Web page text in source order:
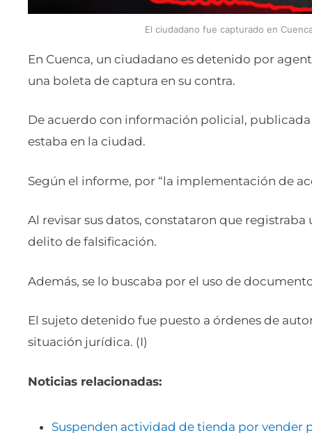
El ciudadano fue capturado en
En Cuenca, un ciudadano es detenido por
una boleta de captura en su contra.
De acuerdo con información policial,
estaba en la ciudad.
Según el informe, por “la implementación de
Al revisar sus datos, constataron que
delito de falsificación.
Además, se lo buscaba por el uso de
El sujeto detenido fue puesto a órdenes de
situación jurídica. (I)
Noticias relacionadas:
Suspenden actividad de tienda por vender